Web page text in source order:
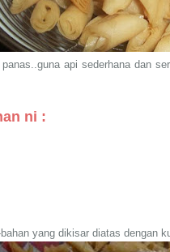
api sederhana dan
ni :
yang dikisar diatas dengan